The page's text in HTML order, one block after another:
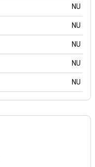
NU
NU
NU
NU
NU